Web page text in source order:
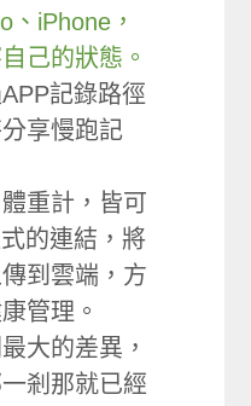
、iPhone，
己的狀態。
記錄路徑
享慢跑記
重計，皆可
的連結，將
到雲端，方
管理。
大的差異，
剎那就已經